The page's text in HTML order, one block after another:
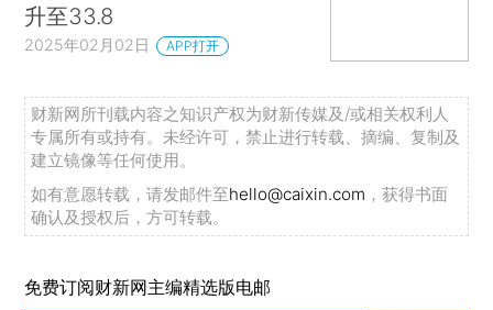
升至33.8
2025年02月02日 APP打开
财新网所刊载内容之知识产权为财新传媒及/或相关权利人
专属所有或持有。未经许可，禁止进行转载、摘编、复制及
建立镜像等任何使用。
如有意愿转载，请发邮件至hello@caixin.com ，获得书面
确认及授权后，方可转载。
免费订阅财新网主编精选版电邮